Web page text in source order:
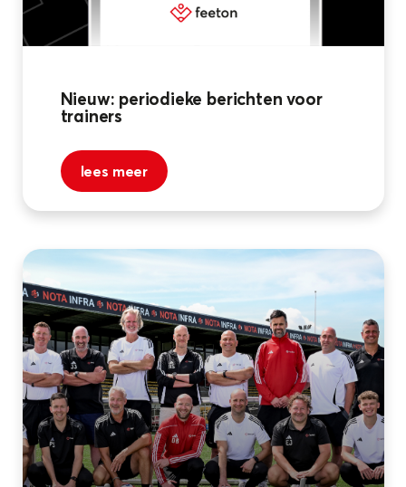
Nieuw: periodieke berichten voor
trainers
lees meer